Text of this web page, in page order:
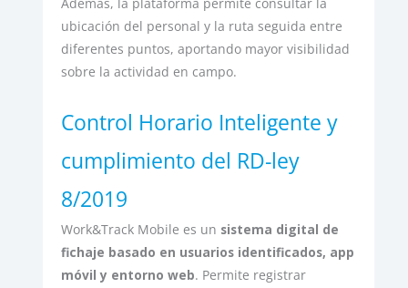
ubicación del personal y la ruta seguida entre
diferentes puntos, aportando mayor visibilidad
sobre la actividad en campo.
Control Horario Inteligente y
cumplimiento del RD-ley
8/2019
Work&Track Mobile es un sistema digital de
fichaje basado en usuarios identificados, app
móvil y entorno web. Permite registrar